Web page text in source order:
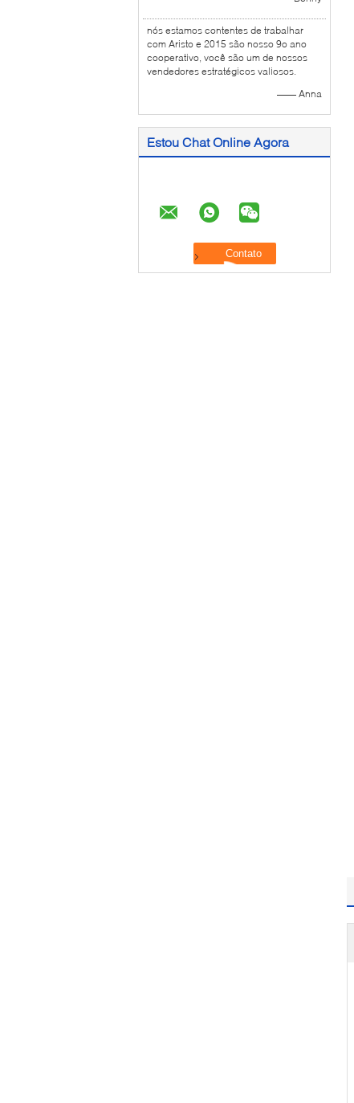
nós estamos contentes de trabalhar
com Aristo e 2015 são nosso 9o ano
cooperativo, você são um de nossos
vendedores estratégicos valiosos.
—— Anna
Estou Chat Online Agora